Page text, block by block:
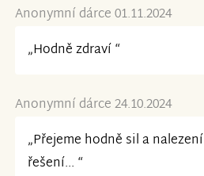
Anonymní dárce 01.11.2024
„Hodně zdraví “
Anonymní dárce 24.10.2024
„Přejeme hodně sil a
řešení... “